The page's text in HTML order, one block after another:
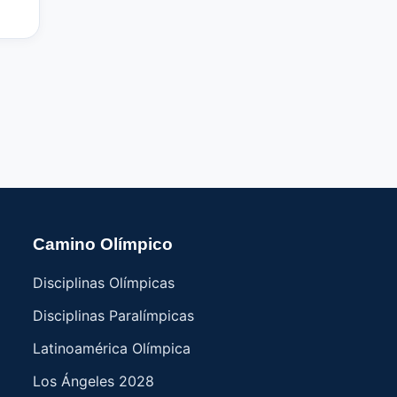
Camino Olímpico
Disciplinas Olímpicas
Disciplinas Paralímpicas
Latinoamérica Olímpica
Los Ángeles 2028